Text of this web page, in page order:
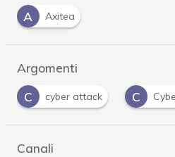
A
Axitea
Argomenti
cyber attack C Cyber security
Canali